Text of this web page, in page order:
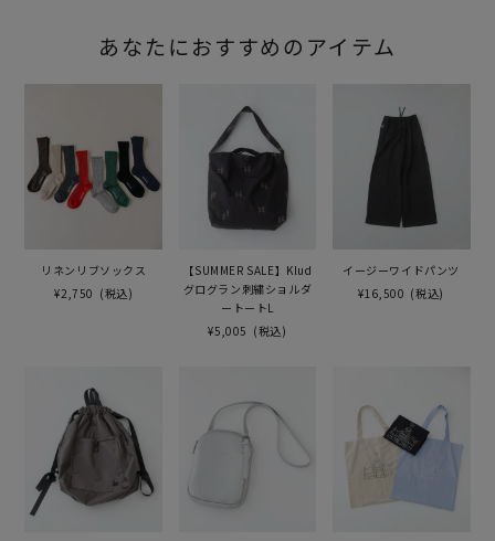
あなたにおすすめのアイテム
リネンリブソックス
¥2,750 (税込)
【SUMMER SALE】Klud
グログラン刺繍ショルダ
ートートL
¥5,005 (税込)
イージーワイドパンツ
¥16,500 (税込)